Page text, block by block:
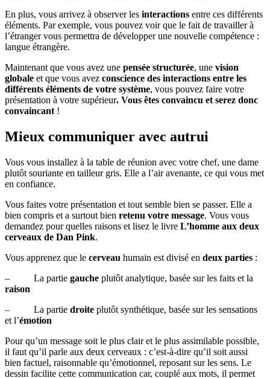
En plus, vous arrivez à observer les interactions entre ces différents
éléments. Par exemple, vous pouvez voir que le fait de travailler à
l’étranger vous permettra de développer une nouvelle compétence :
langue étrangère.
Maintenant que vous avez une pensée structurée, une vision
globale et que vous avez conscience des interactions entre les
différents éléments de votre système, vous pouvez faire votre
présentation à votre supérieur. Vous êtes convaincu et serez donc
convaincant!
Mieux communiquer avec autrui
Vous vous installez à la table de réunion avec votre chef, une dame
plutôt souriante en tailleur gris. Elle a l’air avenante, ce qui vous met
en confiance.
Vous faites votre présentation et tout semble bien se passer. Elle a
bien compris et a surtout bien retenu votre message. Vous vous
demandez pour quelles raisons et lisez le livre L’homme aux deux
cerveaux de Dan Pink.
Vous apprenez que le cerveau humain est divisé en deux parties :
– La partie gauche plutôt analytique, basée sur les faits et la
raison
– La partie droite plutôt synthétique, basée sur les sensations
et l’émotion
Pour qu’un message soit le plus clair et le plus assimilable possible,
il faut qu’il parle aux deux cerveaux : c’est-à-dire qu’il soit aussi
bien factuel, raisonnable qu’émotionnel, reposant sur les sens. Le
dessin facilite cette communication car, couplé aux mots, il permet